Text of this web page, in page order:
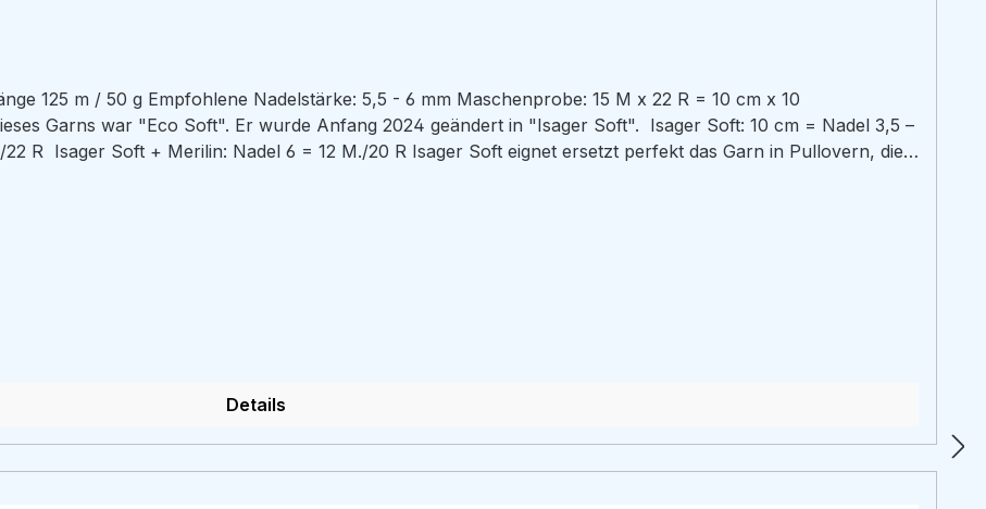
125 m / 50 g Empfohlene Nadelstärke: 5,5 - 6 mm Maschenprobe: 15 M x 22 R = 10 cm x 10
"Eco Soft". Er wurde Anfang 2024 geändert in "Isager Soft". Isager Soft: 10 cm = Nadel 3,5 –
6 = 12 M./20 R Isager Soft eignet ersetzt perfekt das Garn in Pullovern, die
Gerade für diejenigen, die lieber nur mit einem Faden stricken, ist das Garn perfekt, da es schon den
Details